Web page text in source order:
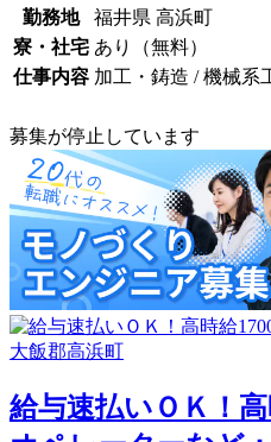
勤務地
福井県 高浜町
寮・社宅 あり（無料）
仕事内容 加工・鋳造 / 機械系
募集が停止しています
給与速払いＯＫ！